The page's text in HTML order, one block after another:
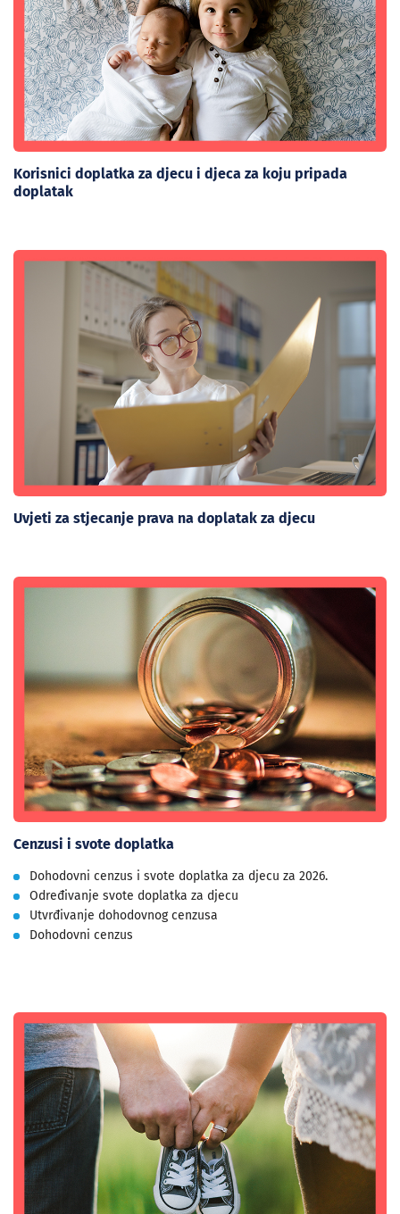
Korisnici doplatka za djecu i djeca za koju pripada
doplatak
Uvjeti za stjecanje prava na doplatak za djecu
Cenzusi i svote doplatka
Dohodovni cenzus i svote doplatka za djecu za 2026.
Određivanje svote doplatka za djecu
Utvrđivanje dohodovnog cenzusa
Dohodovni cenzus